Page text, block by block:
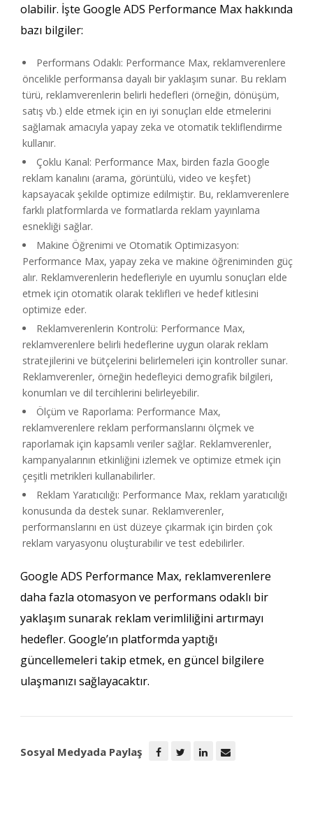
olabilir. İşte Google ADS Performance Max hakkında
bazı bilgiler:
Performans Odaklı: Performance Max, reklamverenlere
öncelikle performansa dayalı bir yaklaşım sunar. Bu reklam
türü, reklamverenlerin belirli hedefleri (örneğin, dönüşüm,
satış vb.) elde etmek için en iyi sonuçları elde etmelerini
sağlamak amacıyla yapay zeka ve otomatik tekliflendirme
kullanır.
Çoklu Kanal: Performance Max, birden fazla Google
reklam kanalını (arama, görüntülü, video ve keşfet)
kapsayacak şekilde optimize edilmiştir. Bu, reklamverenlere
farklı platformlarda ve formatlarda reklam yayınlama
esnekliği sağlar.
Makine Öğrenimi ve Otomatik Optimizasyon:
Performance Max, yapay zeka ve makine öğreniminden güç
alır. Reklamverenlerin hedefleriyle en uyumlu sonuçları elde
etmek için otomatik olarak teklifleri ve hedef kitlesini
optimize eder.
Reklamverenlerin Kontrolü: Performance Max,
reklamverenlere belirli hedeflerine uygun olarak reklam
stratejilerini ve bütçelerini belirlemeleri için kontroller sunar.
Reklamverenler, örneğin hedefleyici demografik bilgileri,
konumları ve dil tercihlerini belirleyebilir.
Ölçüm ve Raporlama: Performance Max,
reklamverenlere reklam performanslarını ölçmek ve
raporlamak için kapsamlı veriler sağlar. Reklamverenler,
kampanyalarının etkinliğini izlemek ve optimize etmek için
çeşitli metrikleri kullanabilirler.
Reklam Yaratıcılığı: Performance Max, reklam yaratıcılığı
konusunda da destek sunar. Reklamverenler,
performanslarını en üst düzeye çıkarmak için birden çok
reklam varyasyonu oluşturabilir ve test edebilirler.
Google ADS Performance Max, reklamverenlere
daha fazla otomasyon ve performans odaklı bir
yaklaşım sunarak reklam verimliliğini artırmayı
hedefler. Google’ın platformda yaptığı
güncellemeleri takip etmek, en güncel bilgilere
ulaşmanızı sağlayacaktır.
Sosyal Medyada Paylaş